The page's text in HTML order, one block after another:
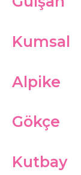
Kumsal
Alpike
Gökçe
Kutbay